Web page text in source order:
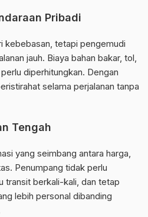
Pribadi
kebebasan, tetapi pengemudi
jauh. Biaya bahan bakar, tol,
diperhitungkan. Dengan
selama perjalanan tanpa
Tengah
yang seimbang antara harga,
Penumpang tidak perlu
transit berkali-kali, dan tetap
lebih personal dibanding